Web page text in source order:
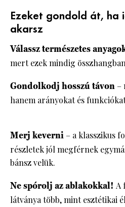
Ezeket gondold át, ha
akarsz
Válassz természetes
mert ezek mindig
Gondolkodj hosszú távon –
hanem arányokat és
Merj keverni – a klasszikus
részletek jól megférnek
bánsz velük.
Ne spórolj az ablakokkal! A
látványa több, mint esztétikai